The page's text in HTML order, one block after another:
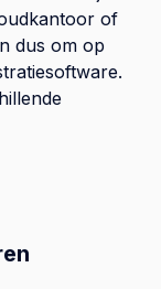
of
dus om op